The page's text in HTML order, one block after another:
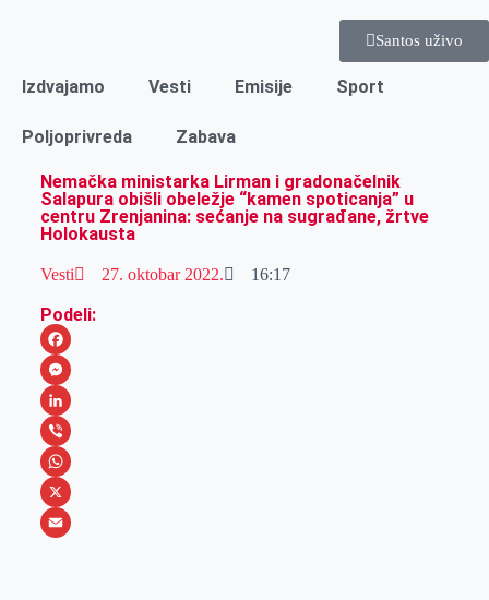
Santos uživo
Izdvajamo Vesti Emisije Sport
Poljoprivreda Zabava
Nemačka ministarka Lirman i gradonačelnik
Salapura obišli obeležje “kamen spoticanja” u
centru Zrenjanina: sećanje na sugrađane, žrtve
Holokausta
Vesti 27. oktobar 2022. 16:17
Podeli:
F
a
c
e
b
o
M
e
s
s
e
L
i
n
k
V
i
b
W
h
X